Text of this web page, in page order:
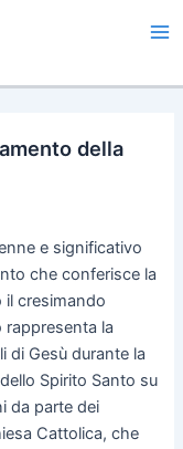
della
e significativo
che conferisce la
il cresimando
la
di Gesù durante la
Spirito Santo su
da parte dei
Cattolica, che